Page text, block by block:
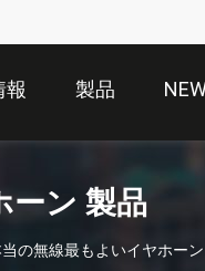
報 製品
ーン 製品
の無線最もよいイヤホー